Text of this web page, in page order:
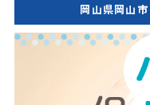
岡山県岡山